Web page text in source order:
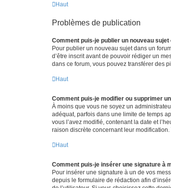
Haut
Problèmes de publication
Comment puis-je publier un nouveau sujet
Pour publier un nouveau sujet dans un
d’être inscrit avant de pouvoir rédiger un
dans ce forum, vous pouvez transférer des
Haut
Comment puis-je modifier ou supprimer
À moins que vous ne soyez un
adéquat, parfois dans une limite de temps
vous l’avez modifié, contenant la date et
raison discrète concernant leur
Haut
Comment puis-je insérer une signature à
Pour insérer une signature à un de vos
depuis le formulaire de rédaction afin